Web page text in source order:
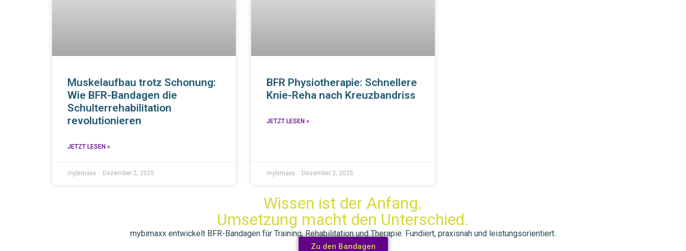
Muskelaufbau trotz Schonung:
Wie BFR-Bandagen die
Schulterrehabilitation
revolutionieren
JETZT LESEN »
mybimaxx Dezember 2, 2025
BFR Physiotherapie: Schnellere
Knie-Reha nach Kreuzbandriss
JETZT LESEN »
mybimaxx Dezember 2, 2025
Wissen ist der Anfang.
Umsetzung macht den Unterschied.
mybimaxx entwickelt BFR-Bandagen für Training, Rehabilitation und Therapie. Fundiert, praxisnah und leistungsorientiert.
Zu den Bandagen